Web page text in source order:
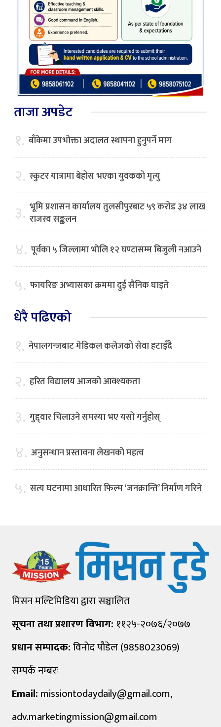
ताजा अपडेट
१. बाँकेमा उपभोक्ता अदालत स्थापना हुनुपर्ने माग
२. स्कुटर यात्रामा बेहोस भएका युवकको मृत्यु
३. भूमि प्रशासन कार्यालय तुलसीपुरबाट ५९ करोड ३४ लाख
राजस्व सङ्कलन
४. पूर्वका ५ जिल्लामा भाेलि १२ घण्टासम्म बिजुली नआउने
५. फायरिङ अभ्यासका क्रममा दुई सैनिक घाइते
धेरै पढिएको
१. नेपालगन्जबाट मेडिकल कलेजको सेवा हटाइँदै
२. हरित विद्यालय आजको आवश्यकता
३. गुद्द्वार चिलाउने समस्या भए यसो गर्नुहोस्
४. अनुसन्धान प्रस्तावना लेखनको महत्व
५. सत्य घटनामा आधारित फिल्म ‘जनक्रान्ति’ निर्माण गरिने
मिसन मल्टिमिडिया द्वारा सञ्चालित
सूचना तथा प्रशारण विभाग: ११२५-२०७६/२०७७
प्रधान सम्पादक:विनोद पौडेल (9858023069)
सम्पर्क नम्बरः
Email: missiontodaydaily@gmail.com,
adv.marketingmission@gmail.com